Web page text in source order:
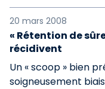
20 mars 2008
« Rétention de
récidivent
Un « scoop » bien
soigneusement